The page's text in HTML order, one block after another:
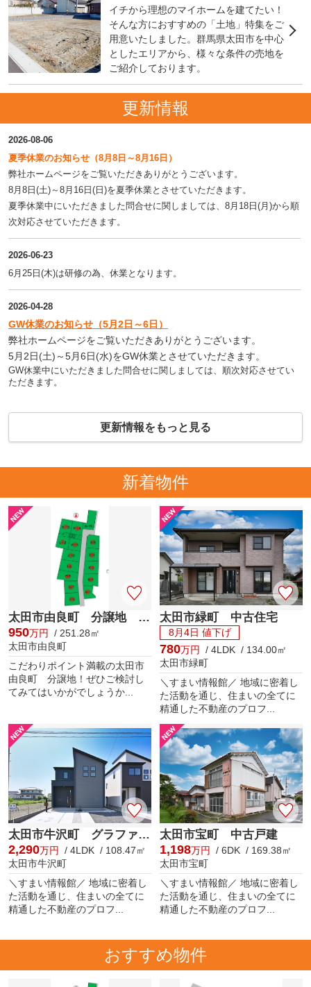
イチから理想のマイホームを建てたい！
そんな方におすすめの「土地」特集をご
用意いたしました。群馬県太田市を中心
としたエリアから、様々な条件の売地を
ご紹介しております。
更新情報
2026-08-06
夏季休業のお知らせ（8月8日～8月16日）
弊社ホームページをご覧いただきありがとうございます。
8月8日(土)～8月16日(日)を夏季休業とさせていただきます。
夏季休業中にいただきました問合せに関しましては、8月18日(月)から順
次対応させていただきます。
2026-06-23
6月25日(木)は研修の為、休業となります。
2026-04-28
GW休業のお知らせ（5月2日～6日）
弊社ホームページをご覧いただきありがとうございます。
5月2日(土)～5月6日(水)をGW休業とさせていただきます。
GW休業中にいただきました問合せに関しましては、順次対応させてい
ただきます。
更新情報をもっと見る
新着物件
太田市由良町 分譲地 Q区画
950万円
/ 251.28㎡
太田市由良町
こだわりポイント満載の太田市
由良町 分譲地！ぜひご検討し
てみてはいかがでしょうか...
太田市緑町 中古住宅
8月4日 値下げ
780万円
/ 4LDK / 134.00㎡
太田市緑町
＼すまい情報館／ 地域に密着し
た活動を通じ、住まいの全てに
精通した不動産のプロフ...
太田市牛沢町 グラファーレ
2,290万円
/ 4LDK / 108.47㎡
太田市牛沢町
＼すまい情報館／ 地域に密着し
た活動を通じ、住まいの全てに
精通した不動産のプロフ...
太田市宝町 中古戸建
1,198万円
/ 6DK / 169.38㎡
太田市宝町
＼すまい情報館／ 地域に密着し
た活動を通じ、住まいの全てに
精通した不動産のプロフ...
おすすめ物件